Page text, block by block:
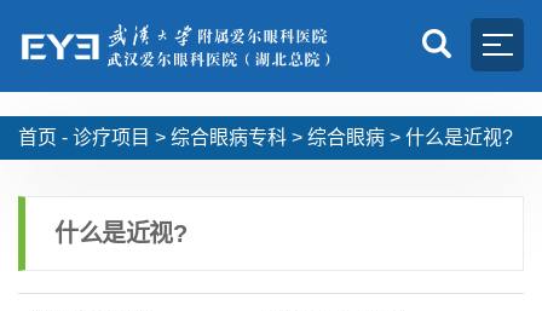
首页 - 诊疗项目 > 综合眼病专科 > 综合眼病 > 什么是近视?
什么是近视?